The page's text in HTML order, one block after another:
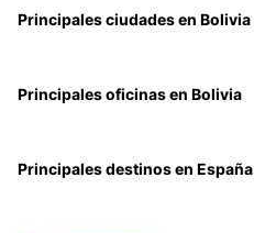
Principales ciudades en Bolivia
Principales oficinas en Bolivia
Principales destinos en España